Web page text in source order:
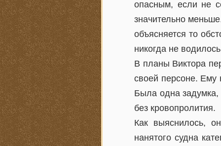
опасным, если не
значительно
объясняется то
никогда не
В планы Виктора
своей персоне. Ему
Была одна задумка,
без кровопролития.
Как выяснилось,
нанятого судна